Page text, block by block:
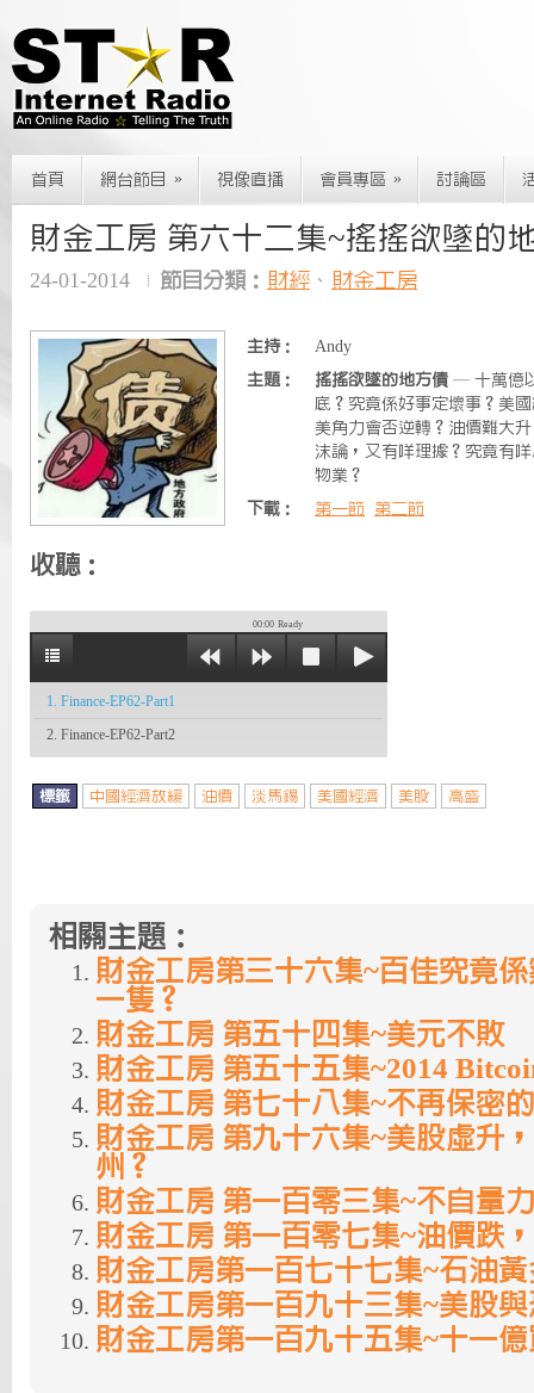
首頁 網台節目 » 視像直播 會員專區 » 討論區
財金工房 第六十二集~搖搖欲墜的
24-01-2014 節目分類： 財經 、 財金工房
主持：
Andy
主題：
搖搖欲墜的地方債 — 十萬億
底？究竟係好事定壞事？美
美角力會否逆轉？油價難大
沫論，又有咩理據？究竟有
物業？
下載：
第一節 第二節
收聽：
00:00 Ready
1. Finance-EP62-Part1
2. Finance-EP62-Part2
標籤 中國經濟放緩 油價 淡馬錫 美國經濟 美股 高盛
相關主題：
財金工房第三十六集~百佳究竟
一隻？
財金工房 第五十四集~美元不敗
財金工房 第五十五集~2014
財金工房 第七十八集~不再保密
財金工房 第九十六集~美股虛升
州？
財金工房 第一百零三集~不自量
財金工房 第一百零七集~油價跌
財金工房第一百七十七集~石油
財金工房第一百九十三集~美股
財金工房第一百九十五集~十一